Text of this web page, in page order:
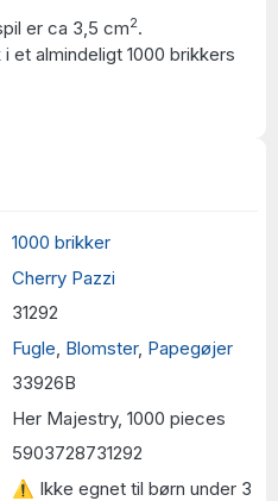
1000 brikker
Cherry Pazzi
31292
Fugle Blomster, Papegøjer
33926B
Her Majestry, 1000 pieces
5903728731292
⚠ Ikke egnet til børn under 3
er ca 3,5 cm2.
et almindeligt 1000 brikkers